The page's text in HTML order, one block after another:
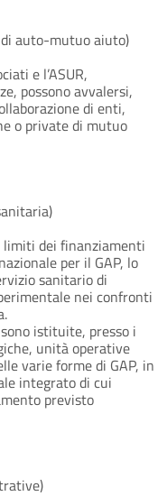
auto-mutuo aiuto)
e l’ASUR,
possono avvalersi,
di enti,
o private di mutuo
limiti dei finanziamenti
per il GAP, lo
sanitario di
nei confronti
istituite, presso i
unità operative
varie forme di GAP, in
integrato di cui
previsto